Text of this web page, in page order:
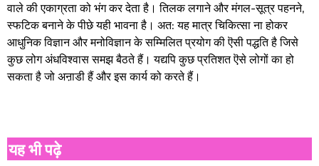
वाले की एकाग्रता को भंग कर देता है। तिलक लगाने और मंगल-सूत्र पहनने,
स्फटिक बनाने के पीछे यही भावना है। अत: यह मात्र चिकित्सा ना होकर
आधुनिक विज्ञान और मनोविज्ञान के सम्मिलित प्रयोग की ऎसी पद्धति है जिसे
कुछ लोग अंधविश्वास समझ बैठते हैं। यद्यपि कुछ प्रतिशत ऎसे लोगों का हो
सकता है जो अऩाडी हैं और इस कार्य को करते हैं।
यह भी पढ़े